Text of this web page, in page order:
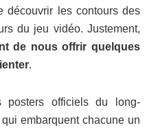
découvrir les contours des
du jeu vidéo. Justement,
de nous offrir quelques
.
posters officiels du long-
embarquent chacune un